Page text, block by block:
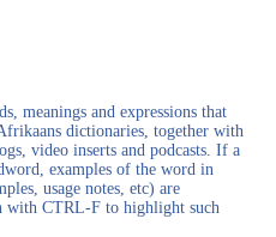
meanings and expressions that
dictionaries, together with
video inserts and podcasts. If a
examples of the word in
usage notes, etc) are
with CTRL-F to highlight such